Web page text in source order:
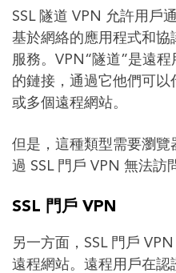
SSL 隧道 VPN 允許用戶
基於網絡的應用程式和
服務。VPN“隧道”是遠程
的鏈接，通過它他們可以
或多個遠程網站。
但是，這種類型需要瀏覽
過 SSL 門戶 VPN 無法訪
SSL 門戶 VPN
另一方面，SSL 門戶
遠程網站。遠程用戶在認